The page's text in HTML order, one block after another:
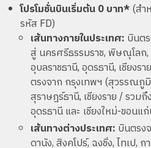
โปรโมชั่นบินเริ่มต้น 0 บาท*(สำ
รหัส FD)
เส้นทางภายในประเทศ: บินต
สู่ นครศรีธรรมราช, พิษณุโลก
อุบลราชธานี, อุดรธานี, เชียงร
ตรงจาก กรุงเทพฯ (สุวรรณภูมิ
สุราษฎร์ธานี, เชียงราย / รวม
อุดรธานี และ เชียงใหม่-ขอนแ
เส้นทางต่างประเทศ: บินตรง
ดานัง, สิงคโปร์, ฉงชิ่ง, ไทเป,